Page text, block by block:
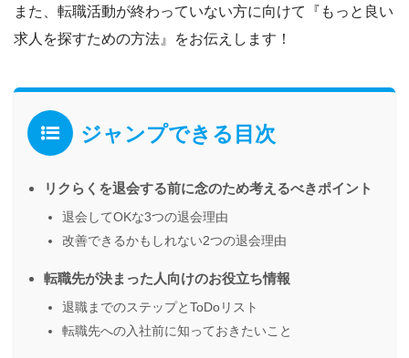
また、転職活動が終わっていない方に向けて『 もっと良い
求人を探すための方法 』をお伝えします！
ジャンプできる目次
リクらくを退会する前に念のため考えるべきポイント
退会してOKな3つの退会理由
改善できるかもしれない2つの退会理由
転職先が決まった人向けのお役立ち情報
退職までのステップとToDoリスト
転職先への入社前に知っておきたいこと